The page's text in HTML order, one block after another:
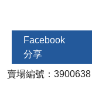
Facebook
分享
賣場編號：3900638